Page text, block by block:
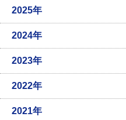
2025年
2024年
2023年
2022年
2021年